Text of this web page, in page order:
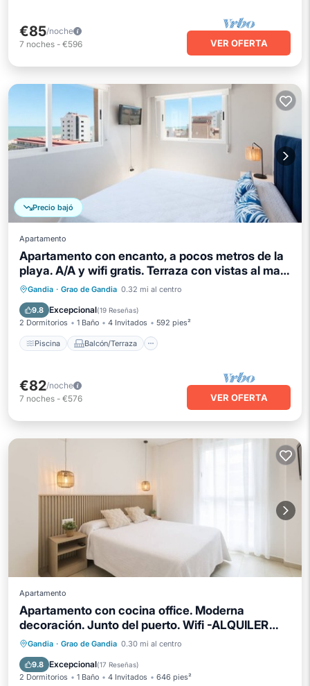
€85/noche
7 noches - €596 VER OFERTA
Precio bajó
Apartamento
Apartamento con encanto, a pocos metros de la
playa. A/A y wifi gratis. Terraza con vistas al mar-
ALQUILER SOLO FAMILIAS
Gandia · Grao de Gandia 0.32 mi al centro
9.8 Excepcional(19 Reseñas)
2 Dormitorios 1 Baño 4 Invitados 592 pies²
Piscina Balcón/Terraza
Piscina Balcón/Terraza
Aire acondicionado
€82/noche
7 noches - €576 VER OFERTA
Apartamento
Apartamento con cocina office. Moderna
decoración. Junto del puerto. Wifi -ALQUILER
SOLO FAMILIAS
Gandia · Grao de Gandia 0.30 mi al centro
9.8 Excepcional(17 Reseñas)
2 Dormitorios 1 Baño 4 Invitados 646 pies²
Cocina Aire acondicionado
Se admiten mascotas